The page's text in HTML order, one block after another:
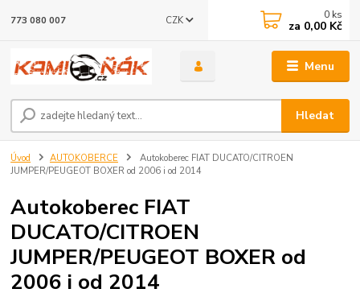
Menu
CZK
Hledat
773 080 007 0 ks
za 0,00 Kč
Úvod AUTOKOBERCE
Autokoberec FIAT DUCATO/CITROEN
JUMPER/PEUGEOT BOXER od 2006 i od 2014
Autokoberec FIAT
DUCATO/CITROEN
JUMPER/PEUGEOT BOXER od
2006 i od 2014